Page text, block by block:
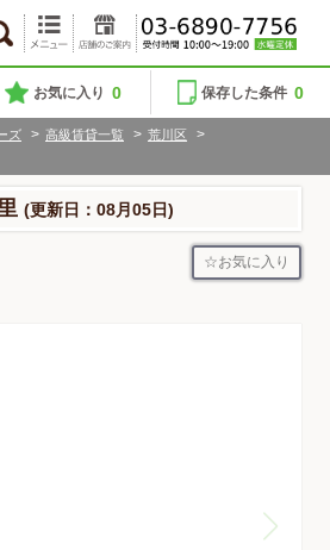
お気に入り 0 保存した条件 0
ズ > 高級賃貸一覧 > 荒川区
>
(更新日：08月05日)
お気に入り